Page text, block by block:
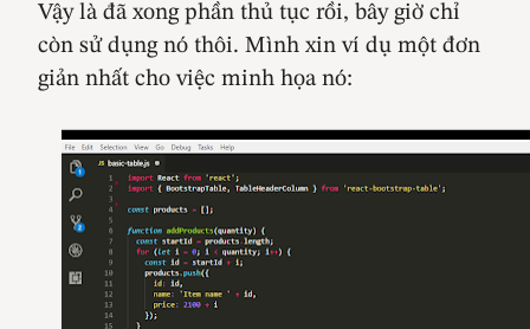
Vậy là đã xong phần thủ tục rồi, bây giờ chỉ
còn sử dụng nó thôi. Mình xin ví dụ một đơn
giản nhất cho việc minh họa nó: